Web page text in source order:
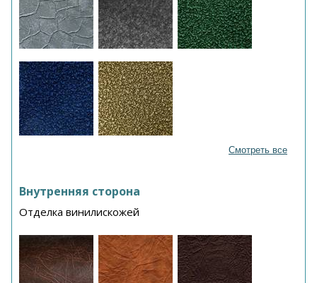
Смотреть все
Внутренняя сторона
Отделка винилискожей